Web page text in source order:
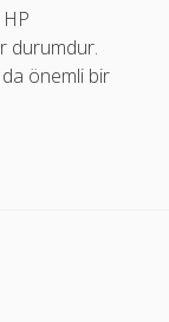
durumdur.
önemli bir